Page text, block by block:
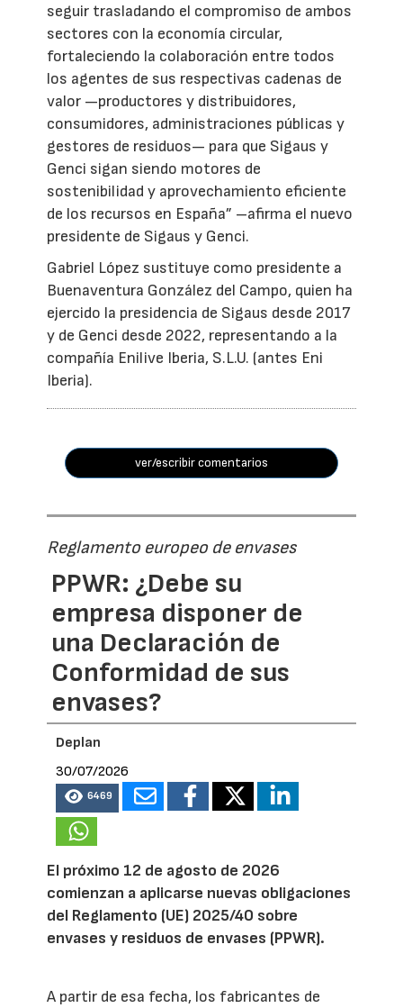
seguir trasladando el compromiso de ambos
sectores con la economía circular,
fortaleciendo la colaboración entre todos
los agentes de sus respectivas cadenas de
valor —productores y distribuidores,
consumidores, administraciones públicas y
gestores de residuos— para que Sigaus y
Genci sigan siendo motores de
sostenibilidad y aprovechamiento eficiente
de los recursos en España” –afirma el nuevo
presidente de Sigaus y Genci.
Gabriel López sustituye como presidente a
Buenaventura González del Campo, quien ha
ejercido la presidencia de Sigaus desde 2017
y de Genci desde 2022, representando a la
compañía Enilive Iberia, S.L.U. (antes Eni
Iberia).
ver/escribir comentarios
Reglamento europeo de envases
PPWR: ¿Debe su
empresa disponer de
una Declaración de
Conformidad de sus
envases?
Deplan
30/07/2026
6469
El próximo 12 de agosto de 2026
comienzan a aplicarse nuevas obligaciones
del Reglamento (UE) 2025/40 sobre
envases y residuos de envases (PPWR).
A partir de esa fecha, los fabricantes de